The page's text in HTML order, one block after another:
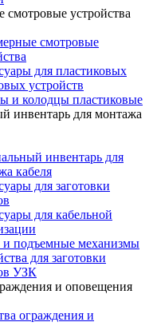
устройства
смотровые
для пластиковых
устройств
и колодцы пластиковые
инвентарь для монтажа
инвентарь для
кабеля
для заготовки
для кабельной
и подъемные механизмы
для заготовки
УЗК
и оповещения
ограждения и